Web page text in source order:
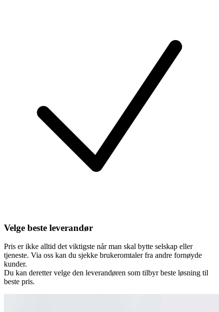
Velge beste leverandør
Pris er ikke alltid det viktigste når man skal bytte selskap eller
tjeneste. Via oss kan du sjekke brukeromtaler fra andre fornøyde
kunder.
Du kan deretter velge den leverandøren som tilbyr beste løsning til
beste pris.